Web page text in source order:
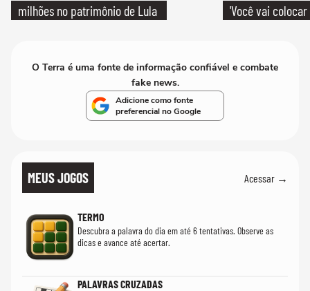
milhões no patrimônio de Lula
'Você vai
O Terra é uma fonte de informação confiável e combate
fake news.
Adicione como fonte
preferencial no Google
MEUS JOGOS Acessar →
TERMO
Descubra a palavra do dia em até 6 tentativas. Observe as
dicas e avance até acertar.
PALAVRAS CRUZADAS